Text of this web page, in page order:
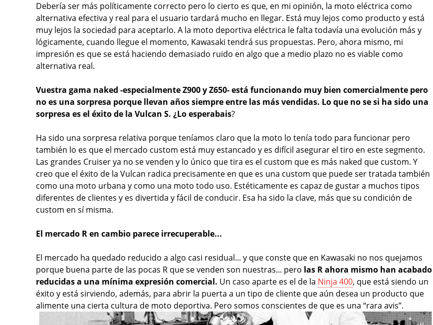
Debería ser más políticamente correcto pero lo cierto es que, en mi opinión, la moto eléctrica como
alternativa efectiva y real para el usuario tardará mucho en llegar. Está muy lejos como producto y está
muy lejos la sociedad para aceptarlo. A la moto deportiva eléctrica le falta todavía una evolución más y
lógicamente, cuando llegue el momento, Kawasaki tendrá sus propuestas. Pero, ahora mismo, mi
impresión es que se está haciendo demasiado ruido en algo que a medio plazo no es viable como
alternativa real.
Vuestra gama naked -especialmente Z900 y Z650- está funcionando muy bien comercialmente pero
no es una sorpresa porque llevan años siempre entre las más vendidas. Lo que no se si ha sido una
sorpresa es el éxito de la Vulcan S. ¿Lo esperabais?
Ha sido una sorpresa relativa porque teníamos claro que la moto lo tenía todo para funcionar pero
también lo es que el mercado custom está muy estancado y es difícil asegurar el tiro en este segmento.
Las grandes Cruiser ya no se venden y lo único que tira es el custom que es más naked que custom. Y
creo que el éxito de la Vulcan radica precisamente en que es una custom que puede ser tratada también
como una moto urbana y como una moto todo uso. Estéticamente es capaz de gustar a muchos tipos
diferentes de clientes y es divertida y fácil de conducir. Esa ha sido la clave, más que su condición de
custom en sí misma.
El mercado R en cambio parece irrecuperable...
El mercado ha quedado reducido a algo casi residual... y que conste que en Kawasaki no nos quejamos
porque buena parte de las pocas R que se venden son nuestras... pero las R ahora mismo han acabado
reducidas a una mínima expresión comercial. Un caso aparte es el de la Ninja 400, que está siendo un
éxito y está sirviendo, además, para abrir la puerta a un tipo de cliente que aún desea un producto que
alimente una cierta cultura de moto deportiva. Pero somos conscientes de que es una “rara avis”.